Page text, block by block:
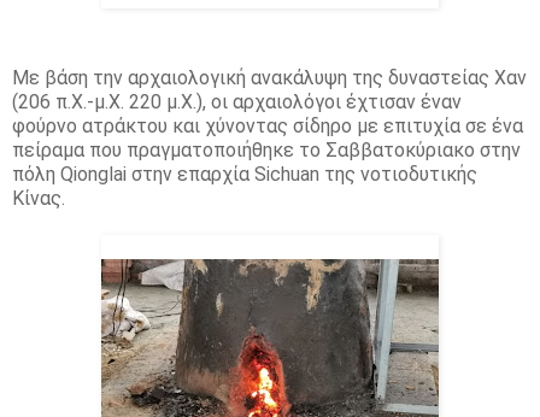
Με βάση την αρχαιολογική ανακάλυψη της δυναστείας Χαν
(206 π.Χ.-μ.Χ. 220 μ.Χ.), οι αρχαιολόγοι έχτισαν έναν
φούρνο ατράκτου και χύνοντας σίδηρο με επιτυχία σε ένα
πείραμα που πραγματοποιήθηκε το Σαββατοκύριακο στην
πόλη Qionglai στην επαρχία Sichuan της νοτιοδυτικής
Κίνας.